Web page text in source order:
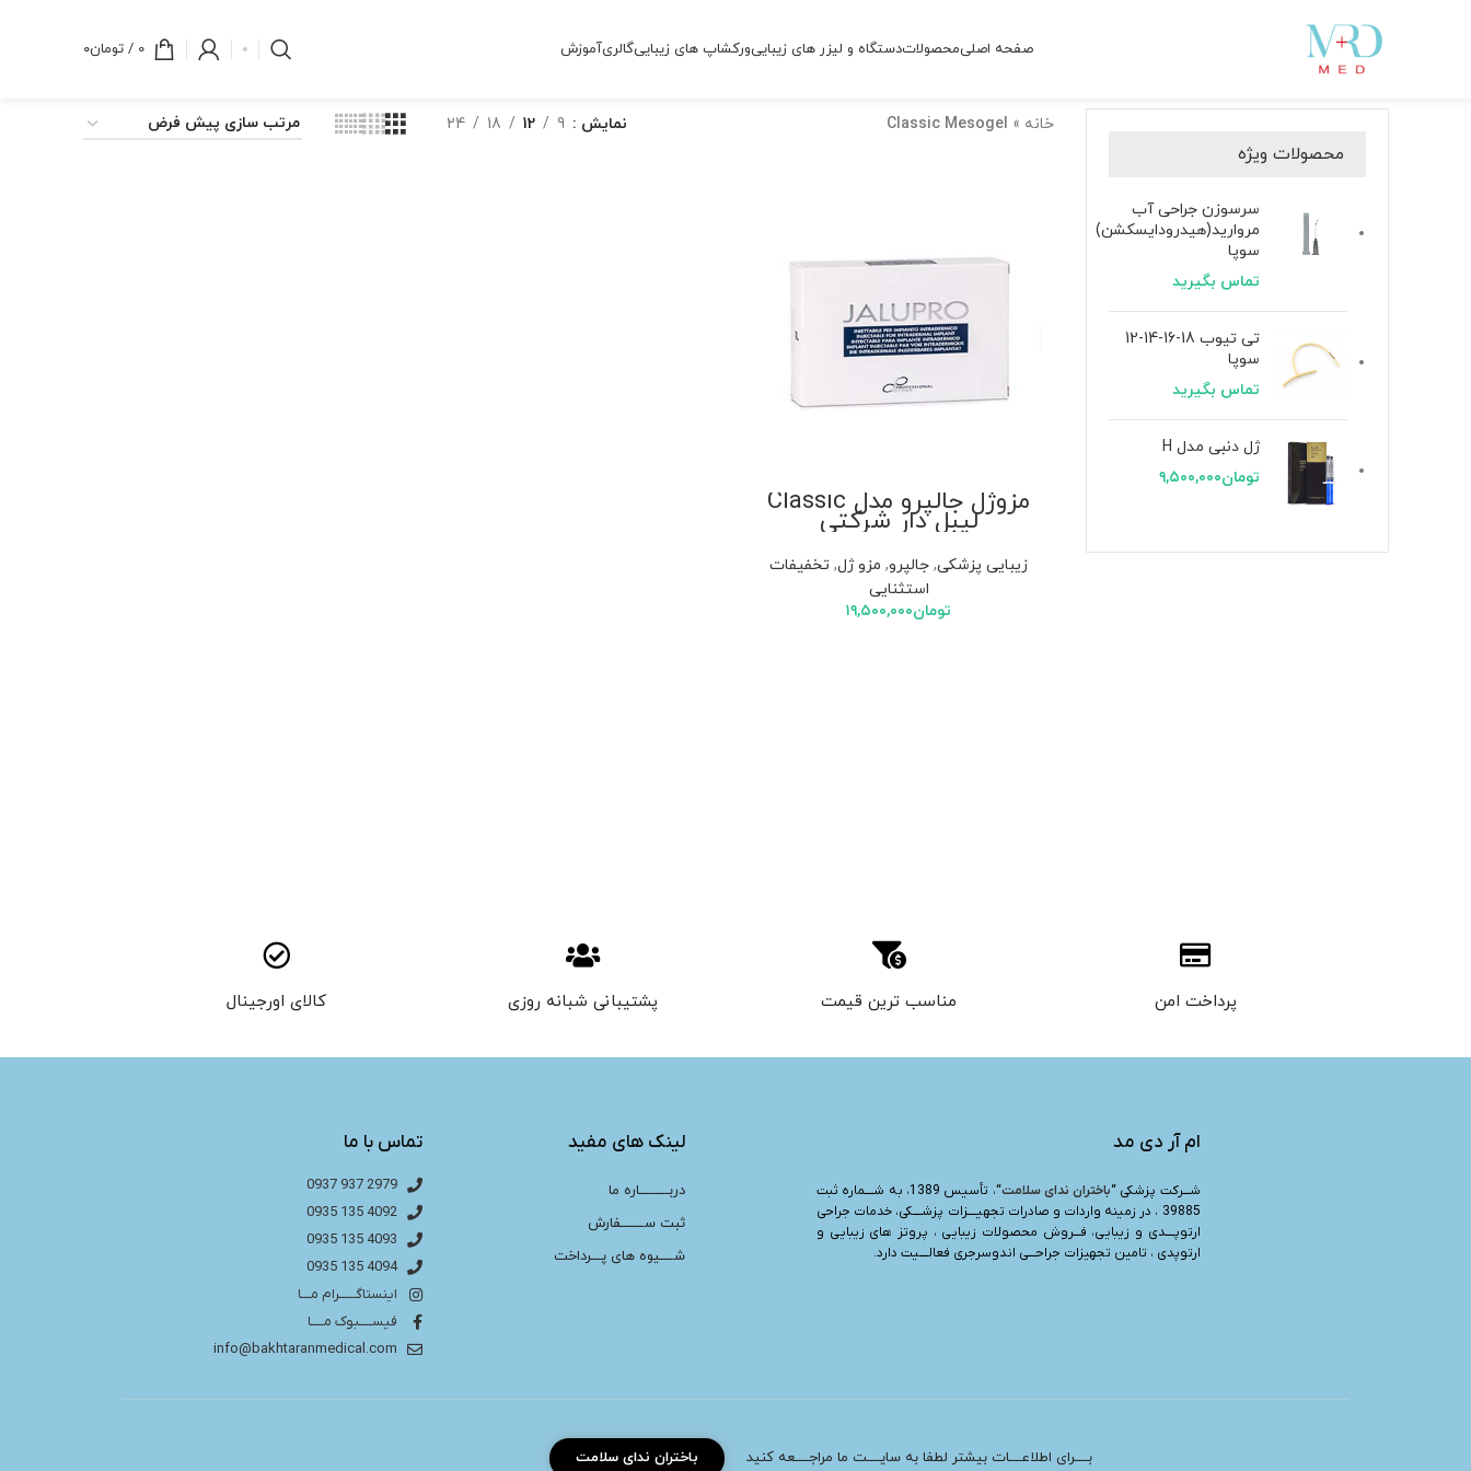
صفحه اصلیمحصولاتدستگاه و لیزر های زیباییورکشاپ های زیباییگالریآموزش 0
/ تومان۰
محصولات ویژه
سرسوزن جراحی آب
مروارید(هیدرودایسکشن)
سوپا
تماس بگیرید
تی تیوب 18-16-14-12
سوپا
تماس بگیرید
ژل دنبی مدل H
تومان۹,۵۰۰,۰۰۰
خانه »
Classic Mesogel نمایش 9
12
18
24
مزوژل جالپرو مدل Classic
لیبل دار شرکتی
زیبایی پزشکی, جالپرو, مزو ژل, تخفیفات
استثنایی
تومان۱۹,۵۰۰,۰۰۰
پرداخت امن مناسب ترین قیمت پشتیبانی شبانه روزی کالای اورجینال
ام آر دی مد
شـــرکت پزشکی “باختران ندای سلامت
“، تأسیس 1389، به شــــماره ثبت
39885 ، در زمینه واردات و صادرات تجهیــــزات پزشــــکی، خدمات جراحی
ارتوپــــدی و زیبایی، فـــروش محصولات زیبایی ، پروتز های زیبایی و
ارتوپدی ، تامین تجهیزات جراحـــی اندوسرجری فعالــــیت دارد.
لینک های مفید
دربـــــــــاره ما
ثبت ســـــــفارش
شــــیوه های پـــرداخت
تماس با ما
2979 937 0937
4092 135 0935
4093 135 0935
4094 135 0935
اینستاگـــــرام مـــا
فیســــبوک مــــا
info@bakhtaranmedical.com
بــــرای اطلاعــــات بیشتر لطفا به سایــــت ما مراجــــعه کنید باختران ندای سلامت